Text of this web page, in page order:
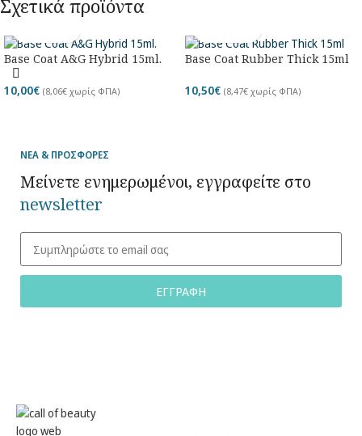
Σχετικά προϊόντα
Base Coat A&G Hybrid 15ml.
10,00€ (8,06€ χωρίς ΦΠΑ)
Base Coat Rubber Thick 15ml
10,50€ (8,47€ χωρίς ΦΠΑ)
ΝΕΑ & ΠΡΟΣΦΟΡΕΣ
Μείνετε ενημερωμένοι, εγγραφείτε στο
newsletter
ΕΓΓΡΑΦΗ